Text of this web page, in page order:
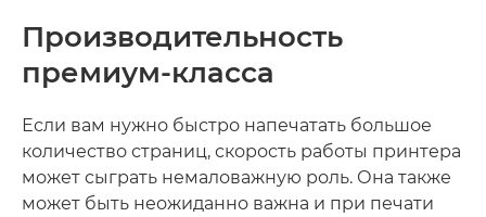
Производительность
премиум-класса
Если вам нужно быстро напечатать большое
количество страниц, скорость работы принтера
может сыграть немаловажную роль. Она также
может быть неожиданно важна и при печати